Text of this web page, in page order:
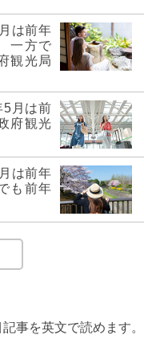
は前年
一方で
観光局
5月は前
府観光
は前年
も前年
事を英文で読めます。